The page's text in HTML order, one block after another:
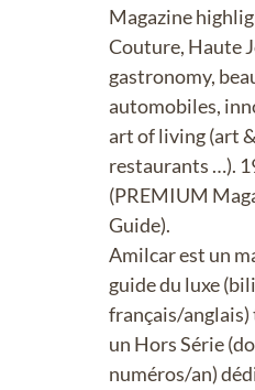
Magazine
Couture, Haute
gastronomy,
automobiles,
art of living (art
restaurants …).
(PREMIUM
Guide).
Amilcar est un
guide du luxe
français/
un Hors Série
numéros/an)